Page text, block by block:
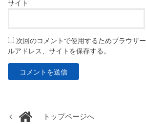
サイト
次回のコメントで使用するためブラウザ
ルアドレス、サイトを保存する。
トップページへ